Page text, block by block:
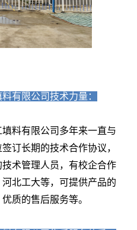
有限公司技术力量：
料有限公司多年来一直与
订长期的技术合作协议，
术管理人员，有校企合作
北工大等，可提供产品的
质的售后服务等。